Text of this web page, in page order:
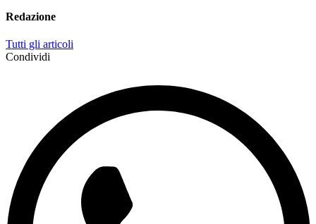
Redazione
Tutti gli articoli
Condividi